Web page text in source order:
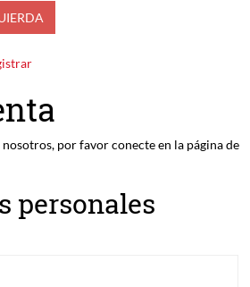
por favor conecte en la página de
personales